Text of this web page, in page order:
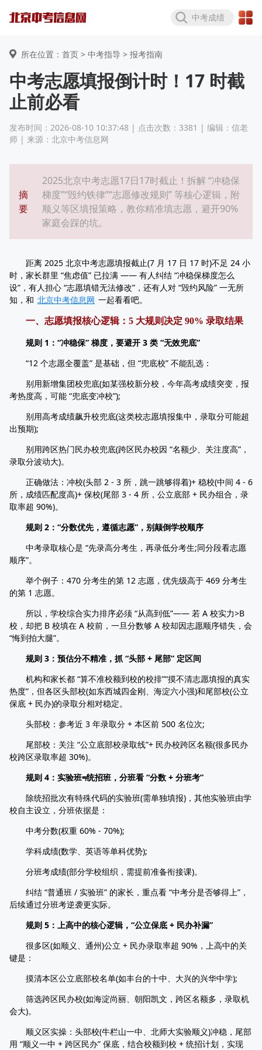
中考成绩
所在位置：首页 > 中考指导 > 报考指南
中考志愿填报倒计时！17 时截
止前必看
发布时间：2026-08-10 10:37:48 | 点击次数：3381 | 编辑：信老
师 | 来源：北京中考信息网
摘
要
2025北京中考志愿17日17时截止！拆解 “冲稳保
梯度”“毁约铁律”“志愿修改规则” 等核心逻辑，附
顺义等区填报策略，教你精准填志愿，避开90%
家庭会踩的坑。
距离 2025 北京中考志愿填报截止(7 月 17 日 17 时)不足 24 小
时，家长群里 “焦虑值” 已拉满 —— 有人纠结 “冲稳保梯度怎么
设”，有人担心 “志愿填错无法修改”，还有人对 “毁约风险” 一无所
知，和 北京中考信息网 一起看看吧。
一、志愿填报核心逻辑：5 大规则决定 90% 录取结果
规则 1：“冲稳保” 梯度，要避开 3 类 “无效兜底”
“12 个志愿全覆盖” 是基础，但 “兜底校” 不能乱选：
别用新增集团校兜底(如某强校新分校，今年高考成绩突变，报
考热度高，可能 “兜底变冲校”);
别用高考成绩飙升校兜底(这类校志愿填报集中，录取分可能超
出预期);
别用跨区热门民办校兜底(跨区民办校因 “名额少、关注度高”，
录取分波动大)。
正确做法：冲校(头部 2 - 3 所，跳一跳够得着)+ 稳校(中间 4 - 6
所，成绩匹配度高)+ 保校(尾部 3 - 4 所，公立底部 + 民办组合，录
取率超 90%)。
规则 2：“分数优先，遵循志愿”，别颠倒学校顺序
中考录取核心是 “先录高分考生，再录低分考生;同分段看志愿
顺序”。
举个例子：470 分考生的第 12 志愿，优先级高于 469 分考生
的第 1 志愿。
所以，学校综合实力排序必须 “从高到低”—— 若 A 校实力>B
校，却把 B 校填在 A 校前，一旦分数够 A 校却因志愿顺序错失，会
“悔到拍大腿”。
规则 3：预估分不精准，抓 “头部 + 尾部” 定区间
机构和家长都 “算不准校额到校的校排”“摸不清志愿填报的真实
热度”，但各区头部校(如东西城四金刚、海淀六小强)和尾部校(公立
保底 + 民办)的录取分相对稳定。
头部校：参考近 3 年录取分 + 本区前 500 名位次;
尾部校：关注 “公立底部校录取线”+ 民办校跨区名额(很多民办
校跨区录取率超 30%)。
规则 4：实验班≠统招班，分班看 “分数 + 分班考”
除统招批次有特殊代码的实验班(需单独填报)，其他实验班由学
校自主设立，分班依据是：
中考分数(权重 60% - 70%);
学科成绩(数学、英语等单科优势);
分班考成绩(部分学校组织，需提前准备衔接课)。
纠结 “普通班 / 实验班” 的家长，重点看 “中考分是否够得上”，
后续通过分班考逆袭更实际。
规则 5：上高中的核心逻辑，“公立保底 + 民办补漏”
很多区(如顺义、通州)公立 + 民办录取率超 90%，上高中的关
键是：
摸清本区公立底部校名单(如丰台的十中、大兴的兴华中学);
筛选跨区民办校(如海淀尚丽、朝阳凯文，跨区名额多，录取机
会大)。
顺义区实操：头部校(牛栏山一中、北师大实验顺义)冲稳，尾部
用 “顺义一中 + 跨区民办” 保底，结合校额到校 + 统招计划，实现